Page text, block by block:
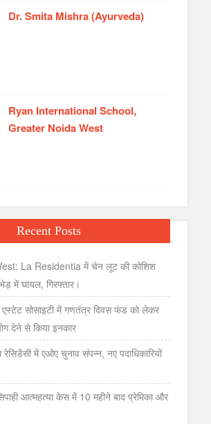
Dr. Smita Mishra (Ayurveda)
Ryan International School,
Greater Noida West
Recent Posts
La Residentia में चेन लूट की कोशिश
में घायल, गिरफ्तार।
एस्टेट सोसाइटी में गणतंत्र दिवस फंड को लेकर
देने से किया इनकार
में एओए चुनाव संपन्न, नए पदाधिकारियों
आत्महत्या केस में 10 महीने बाद प्रेमिका और